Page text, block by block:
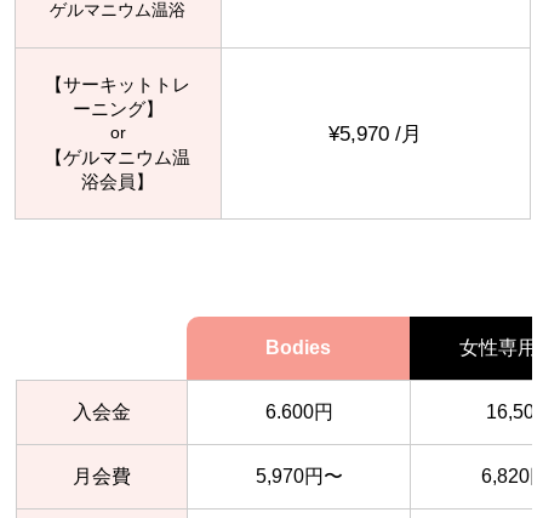
ゲルマニウム温浴
【サーキットトレ
ーニング】
or
【ゲルマニウム温
浴会員】
¥5,970 /月
Bodies 女性専用
入会金 6.600円
月会費 5,970円〜 6,820